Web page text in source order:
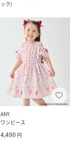
ック)
ANY
ワンピース
4,490 円